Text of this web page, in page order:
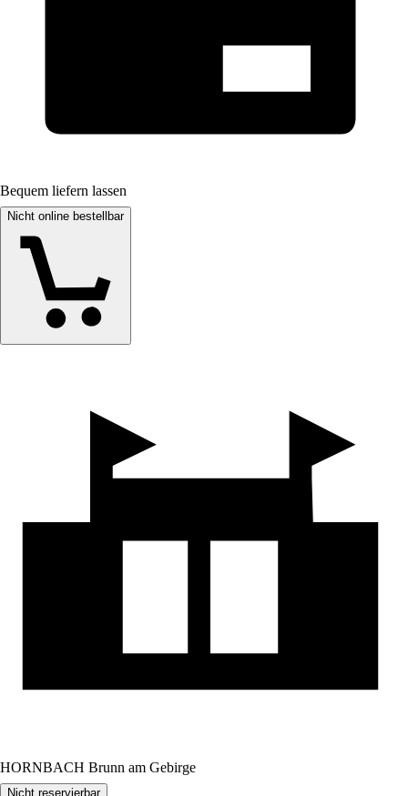
Bequem liefern lassen
Nicht online bestellbar
HORNBACH Brunn am Gebirge
Nicht reservierbar